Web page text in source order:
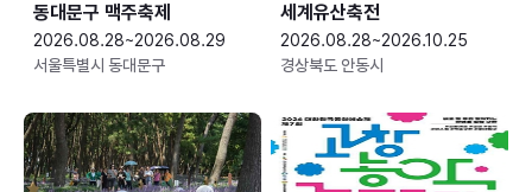
동대문구 맥주축제
2026.08.28~2026.08.29
서울특별시 동대문구
세계유산축전
2026.08.28~2026.10.25
경상북도 안동시